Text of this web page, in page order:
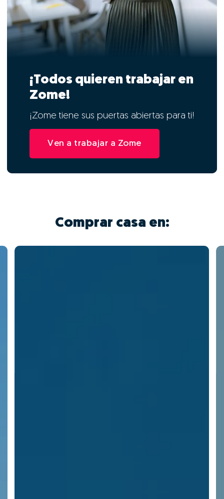
¡Todos quieren trabajar en
Zome!
¡Zome tiene sus puertas abiertas para ti!
Ven a trabajar a Zome
Comprar casa en: